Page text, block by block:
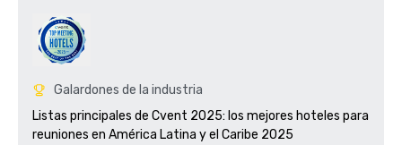
Galardones de la industria
Listas principales de Cvent 2025: los mejores hoteles para
reuniones en América Latina y el Caribe 2025